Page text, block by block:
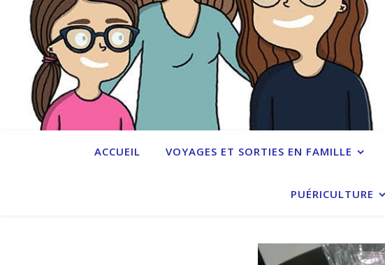
ACCUEIL VOYAGES ET SORTIES EN FAMILLE
PUÉRICULTURE